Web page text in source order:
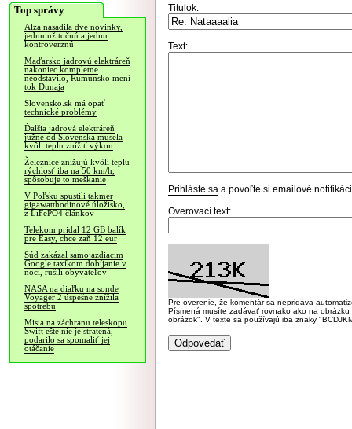
Top správy
Alza nasadila dve novinky,
jednu užitočnú a jednu
kontroverznú
Maďarsko jadrovú elektráreň
nakoniec kompletne
neodstavilo, Rumunsko mení
tok Dunaja
Slovensko.sk má opäť
technické problémy
Ďalšia jadrová elektráreň
južne od Slovenska musela
kvôli teplu znížiť výkon
Železnice znižujú kvôli teplu
rýchlosť iba na 50 km/h,
spôsobuje to meškanie
V Poľsku spustili takmer
gigawatthodinové úložisko,
z LiFePO4 článkov
Telekom pridal 12 GB balík
pre Easy, chce zaň 12 eur
Súd zakázal samojazdiacim
Google taxíkom dobíjanie v
noci, rušili obyvateľov
NASA na diaľku na sonde
Voyager 2 úspešne znížila
spotrebu
Misia na záchranu teleskopu
Swift ešte nie je stratená,
podarilo sa spomaliť jej
otáčanie
Titulok:
Text:
Prihláste sa a povoľte si emailové
Overovací text:
Pre overenie, že komentár sa nepridáva
Písmená musíte zadávať rovnako ako na
obrázok". V texte sa používajú iba znaky